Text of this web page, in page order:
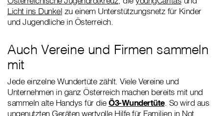
Licht ins Dunkel zu einem Unterstützungsnetz für Kinder
und Jugendliche in Österreich.
Auch Vereine und Firmen sammeln
mit
Jede einzelne Wundertüte zählt. Viele Vereine und
Unternehmen in ganz Österreich machen bereits mit und
sammeln alte Handys für dieÖ3-Wundertüte. So wird aus
ungenutzten Geräten wertvolle Hilfe für Familien in Not.